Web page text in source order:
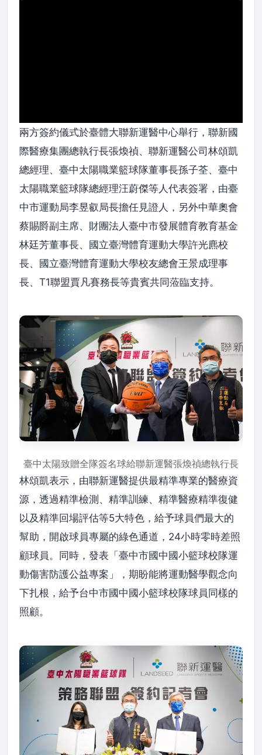
兩方簽約儀式於臺體大聯新運醫中心舉行，聯新國
際醫療集團總執行長張煥禎、聯新運醫公司林頌凱
總經理、臺中太陽職業籃球隊董事長孫子荃、臺中
太陽職業籃球隊總經理汪蔚傑等人代表簽署，由臺
中市運動局李昱叡局長擔任見證人，另外中華奧會
蔡賜爵副主席、財團法人臺中市發展體育教育基金
林廷芳董事長、國立臺灣體育運動大學許光麃校
長、國立臺灣體育運動大學校友總會王景成理事
長、T1聯盟賈凡賽務長等貴賓共同蒞臨支持。
臺中太陽致贈全隊簽名球給聯新運醫張煥禎總執行長
林頌凱表示，由聯新運醫提供最精準專業的醫療資
源，透過精準檢測、精準訓練、精準醫療精準復健
以及精準回場評估等5大特色，給予球員們最大的
幫助，開啟球員專屬的綠色通道，24小時零時差照
顧球員。同時，發表「臺中市國中國小籃球校隊運
動傷害防護公益專案」，期盼能將運動醫學觀念向
下扎根，給予台中市國中國小籃球校隊球員同樣的
照顧。